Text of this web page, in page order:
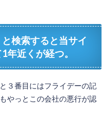
検索すると当サイ
年近くが経つ。
３番目にはフライデーの記
やっとこの会社の悪行が認